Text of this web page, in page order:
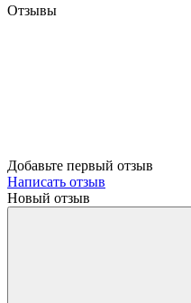
Отзывы
Добавьте первый отзыв
Написать отзыв
Новый отзыв